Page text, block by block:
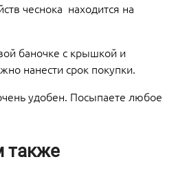
чеснока находится на
баночке с крышкой и
нанести срок покупки.
удобен. Посыпаете любое
также